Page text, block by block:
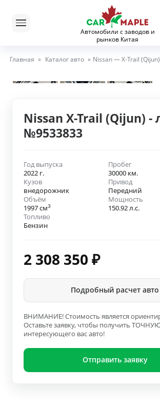
Автомобили с заводов и
рынков Китая
Главная » Каталог авто » Nissan — X-Trail (Qijun)
Nissan X-Trail (Qijun) -
№9533833
Год выпуска
2022 г.
Пробег
30000 км.
Кузов
внедорожник
Привод
Передний
Объём
1997 см3
Мощность
150.92 л.с.
Топливо
Бензин
2 308 350 ₽
Подробный расчет авто
ВНИМАНИЕ! Стоимость является
Оставьте заявку, чтобы получить
интересующего вас авто!
Отправить заявку